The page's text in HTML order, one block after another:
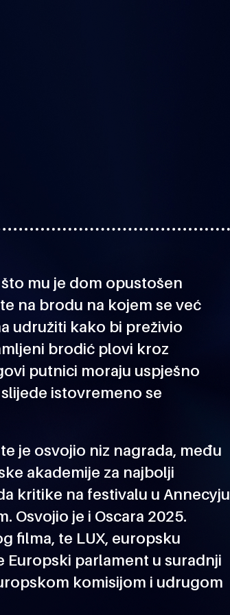
mu je dom opustošen
na brodu na kojem se već
udružiti kako bi preživio
brodić plovi kroz
putnici moraju uspješno
istovremeno se
je osvojio niz nagrada, među
akademije za najbolji
kritike na festivalu u Annecyju
Osvojio je i Oscara 2025.
filma, te LUX, europsku
parlament u suradnji
komisijom i udrugom